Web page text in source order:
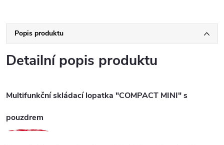
Popis produktu
Detailní popis produktu
Multifunkční skládací lopatka "COMPACT MINI" s
pouzdrem